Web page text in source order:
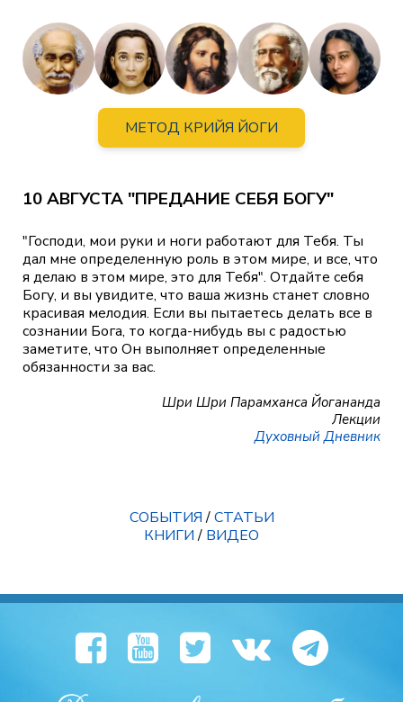
МЕТОД КРИЙЯ ЙОГИ
10 АВГУСТА "ПРЕДАНИЕ СЕБЯ БОГУ"
"Господи, мои руки и ноги работают для Тебя. Ты
дал мне определенную роль в этом мире, и все, что
я делаю в этом мире, это для Тебя". Отдайте себя
Богу, и вы увидите, что ваша жизнь станет словно
красивая мелодия. Если вы пытаетесь делать все в
сознании Бога, то когда-нибудь вы с радостью
заметите, что Он выполняет определенные
обязанности за вас.
Шри Шри Парамханса Йогананда
Лекции
Духовный Дневник
СОБЫТИЯ/СТАТЬИ
КНИГИ/ ВИДЕО